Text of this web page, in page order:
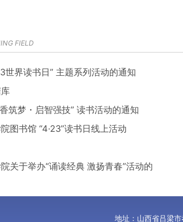
FIELD
世界读书日” 主题系列活动的通知
筑梦・启智强技” 读书活动的通知
图书馆 “4·23”读书日线上活动
关于举办“诵读经典 激扬青春”活动的
地址：山西省吕梁